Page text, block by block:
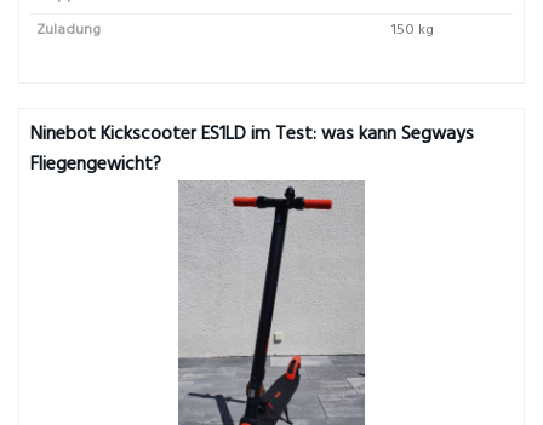
Zuladung
150 kg
Ninebot Kickscooter ES1LD im Test: was kann Segways
Fliegengewicht?